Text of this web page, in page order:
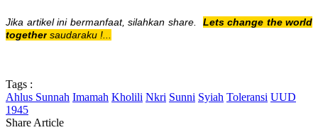
Jika artikel ini bermanfaat, silahkan share. Lets change the world
together saudaraku !...
Tags :
Ahlus Sunnah Imamah Kholili Nkri Sunni Syiah Toleransi UUD
1945
Share Article